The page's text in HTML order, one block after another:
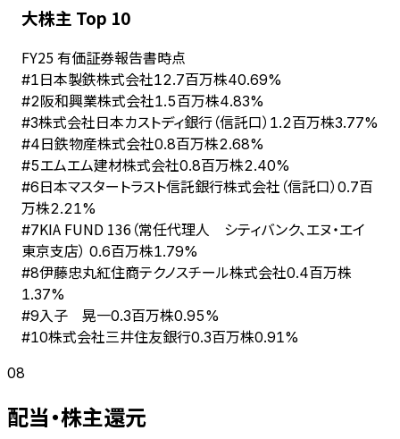
大株主 Top 10
FY25 有価証券報告書時点
#1日本製鉄株式会社12.7百万株40.69%
#2阪和興業株式会社1.5百万株4.83%
#3株式会社日本カストディ銀行（信託口） 1.2百万株3.77%
#4日鉄物産株式会社0.8百万株2.68%
#5エムエム建材株式会社0.8百万株2.40%
#6日本マスタートラスト信託銀行株式会社（信託口） 0.7百
万株2.21%
#7KIA FUND 136（常任代理人 シティバンク、エヌ・エイ
東京支店） 0.6百万株1.79%
#8伊藤忠丸紅住商テクノスチール株式会社0.4百万株
1.37%
#9入子 晃一0.3百万株0.95%
#10株式会社三井住友銀行0.3百万株0.91%
08
配当・株主還元